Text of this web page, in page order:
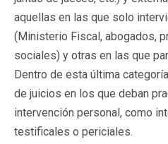
aquellas en las que solo
(Ministerio Fiscal, abogados,
sociales) y otras en las que
Dentro de esta última
de juicios en los que deban
intervención personal, como
testificales o periciales.